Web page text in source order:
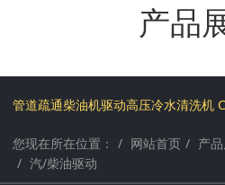
产品
管道疏通柴油机驱动高压冷水清洗机
您现在所在位置： 网站首页 产
汽/柴油驱动